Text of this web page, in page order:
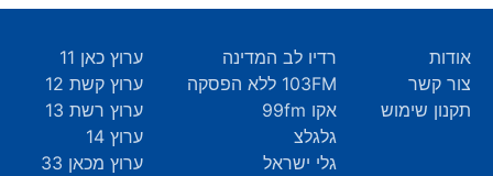
אודות
צור קשר
תקנון שימוש
רדיו לב המדינה
103FM ללא הפסקה
אקו 99fm
גלגלצ
גלי ישראל
ערוץ כאן 11
ערוץ קשת 12
ערוץ רשת 13
ערוץ 14
ערוץ מכאן 33